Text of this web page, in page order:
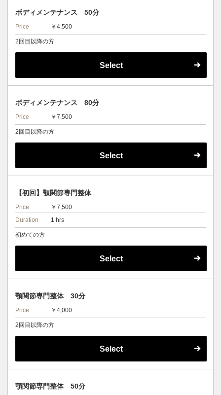
ボディメンテナンス 50分
Price ￥4,500
2回目以降の方
Select
ボディメンテナンス 80分
Price ￥7,500
2回目以降の方
Select
【初回】顎関節専門整体
Price
￥7,500
Duration
1 hrs
初めての方
Select
顎関節専門整体 30分
Price ￥4,000
2回目以降の方
Select
顎関節専門整体 50分